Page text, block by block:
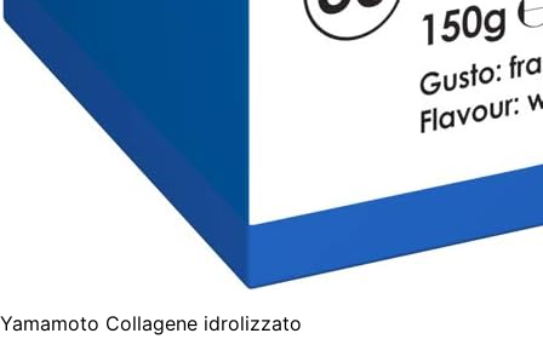
Yamamoto Collagene idrolizzato